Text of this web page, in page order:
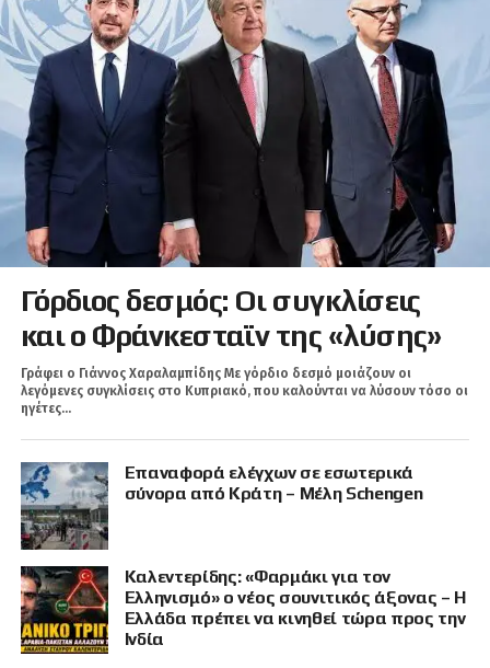
Γόρδιος δεσμός: Οι συγκλίσεις
και ο Φράνκεσταϊν της «λύσης»
Γράφει ο Γιάννος Χαραλαμπίδης Με γόρδιο δεσμό μοιάζουν οι
λεγόμενες συγκλίσεις στο Κυπριακό, που καλούνται να λύσουν τόσο οι
ηγέτες...
Επαναφορά ελέγχων σε εσωτερικά
σύνορα από Κράτη – Μέλη Schengen
Καλεντερίδης: «Φαρμάκι για τον
Ελληνισμό» ο νέος σουνιτικός άξονας – Η
Ελλάδα πρέπει να κινηθεί τώρα προς την
Ινδία